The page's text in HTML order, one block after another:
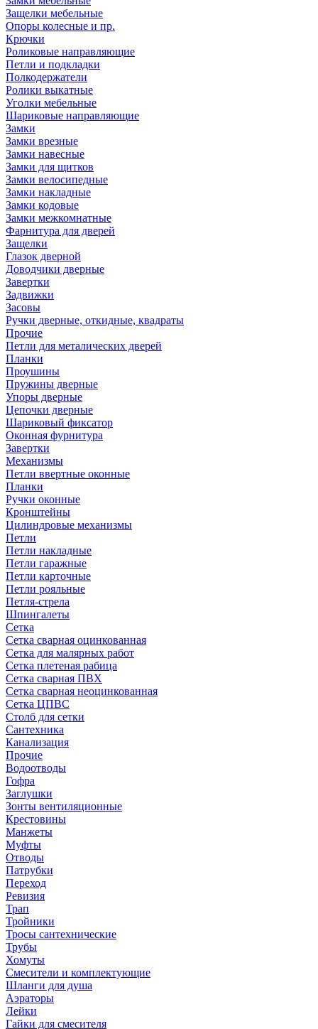
Защелки мебельные
Опоры колесные и пр.
Крючки
Роликовые направляющие
Петли и подкладки
Полкодержатели
Ролики выкатные
Уголки мебельные
Шариковые направляющие
Замки
Замки врезные
Замки навесные
Замки для щитков
Замки велосипедные
Замки накладные
Замки кодовые
Замки межкомнатные
Фарнитура для дверей
Защелки
Глазок дверной
Доводчики дверные
Завертки
Задвижки
Засовы
Ручки дверные, откидные, квадраты
Прочие
Петли для металических дверей
Планки
Проушины
Пружины дверные
Упоры дверные
Цепочки дверные
Шариковый фиксатор
Оконная фурнитура
Завертки
Механизмы
Петли ввертные оконные
Планки
Ручки оконные
Кронштейны
Цилиндровые механизмы
Петли
Петли накладные
Петли гаражные
Петли карточные
Петли рояльные
Петля-стрела
Шпингалеты
Сетка
Сетка сварная оцинкованная
Сетка для малярных работ
Сетка плетеная рабица
Сетка сварная ПВХ
Сетка сварная неоцинкованная
Сетка ЦПВС
Столб для сетки
Сантехника
Канализация
Прочие
Водоотводы
Гофра
Заглушки
Зонты вентиляционные
Крестовины
Манжеты
Муфты
Отводы
Патрубки
Переход
Ревизия
Трап
Тройники
Тросы сантехнические
Трубы
Хомуты
Смесители и комплектующие
Шланги для душа
Аэраторы
Лейки
Гайки для смесителя